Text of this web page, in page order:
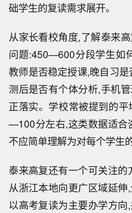
础学生的复读需求展开。
从家长看校角度,了解泰来
问题:450—600分段学生如
教师是否稳定授课,晚自习
测后是否有个体分析,手机
正落实。学校常被提到的
—100分左右,这类数据适合
不应简单理解为对每个学生
泰来高复还有一个可关注
从浙江本地向更广区域延
以高考复读为主要办学方